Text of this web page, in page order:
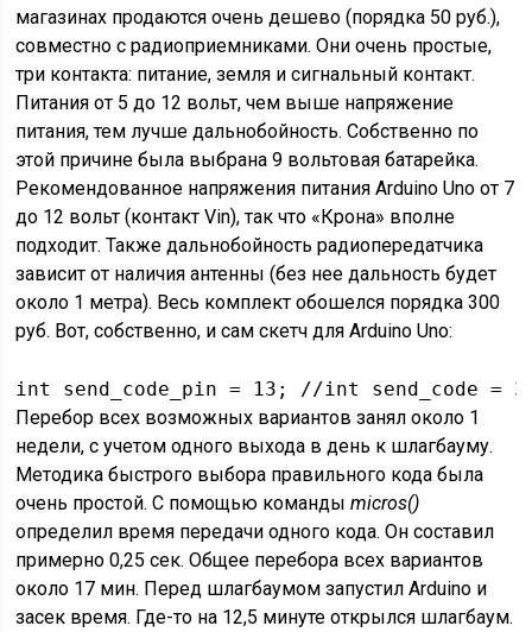
магазинах продаются очень дешево (порядка 50 руб.),
совместно с радиоприемниками. Они очень простые,
три контакта: питание, земля и сигнальный контакт.
Питания от 5 до 12 вольт, чем выше напряжение
питания, тем лучше дальнобойность. Собственно по
этой причине была выбрана 9 вольтовая батарейка.
Рекомендованное напряжения питания Arduino Uno от 7
до 12 вольт (контакт Vin), так что «Крона» вполне
подходит. Также дальнобойность радиопередатчика
зависит от наличия антенны (без нее дальность будет
около 1 метра). Весь комплект обошелся порядка 300
руб. Вот, собственно, и сам скетч для Arduino Uno:
int send_code_pin = 13; //int send_code
Перебор всех возможных вариантов занял около 1
недели, с учетом одного выхода в день к шлагбауму.
Методика быстрого выбора правильного кода была
очень простой. С помощью командыmicros()
определил время передачи одного кода. Он составил
примерно 0,25 сек. Общее перебора всех вариантов
около 17 мин. Перед шлагбаумом запустил Arduino и
засек время. Где-то на 12,5 минуте открылся шлагбаум.